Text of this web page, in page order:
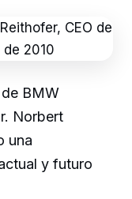
BMW
Norbert
una
y futuro